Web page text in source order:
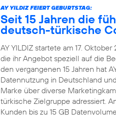
AY YILDIZ FEIERT GEBURTSTAG:
Seit 15 Jahren die
deutsch-türkische
AY YILDIZ startete am 17.
die ihr Angebot speziell auf die
den vergangenen 15 Jahren hat
Datennutzung in Deutschland
Marke über diverse
türkische Zielgruppe adressiert.
Kunden bis zu 15 GB